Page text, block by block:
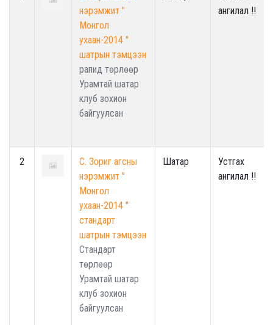
нэрэмжит ''
Монгол
ухаан-2014 ''
шатрын тэмцээн
рапид төрлөөр
Урамтай шатар
клуб зохион
байгуулсан
ангилал !!
2
С. Зориг агсны
нэрэмжит ''
Монгол
ухаан-2014 ''
стандарт
шатрын тэмцээн
Стандарт
төрлөөр
Урамтай шатар
клуб зохион
байгуулсан
Шатар
Устгах
ангилал !!